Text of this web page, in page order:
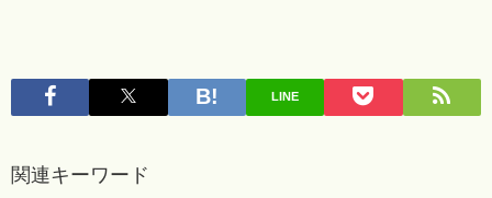
LINE
関連キーワード